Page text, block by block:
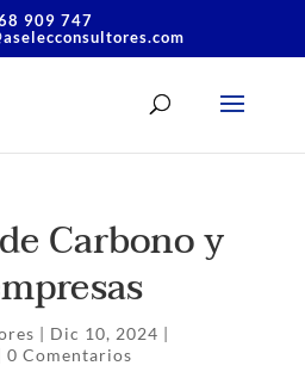
909 747
Carbono y
| Dic 10, 2024 |
0 Comentarios